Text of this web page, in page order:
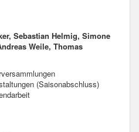
Sebastian Helmig, Simone
Weile, Thomas
(Saisonabschluss)